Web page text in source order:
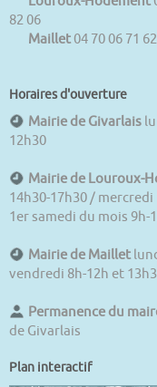
82 06
Maillet 04 70 06 71 62
Horaires d'ouverture
Mairie de Givarlais
12h30
Mairie de Louroux-
14h30-17h30 /
1er samedi du mois 9h-
Mairie de Maillet
vendredi 8h-12h et
Permanence du
de Givarlais
Plan interactif